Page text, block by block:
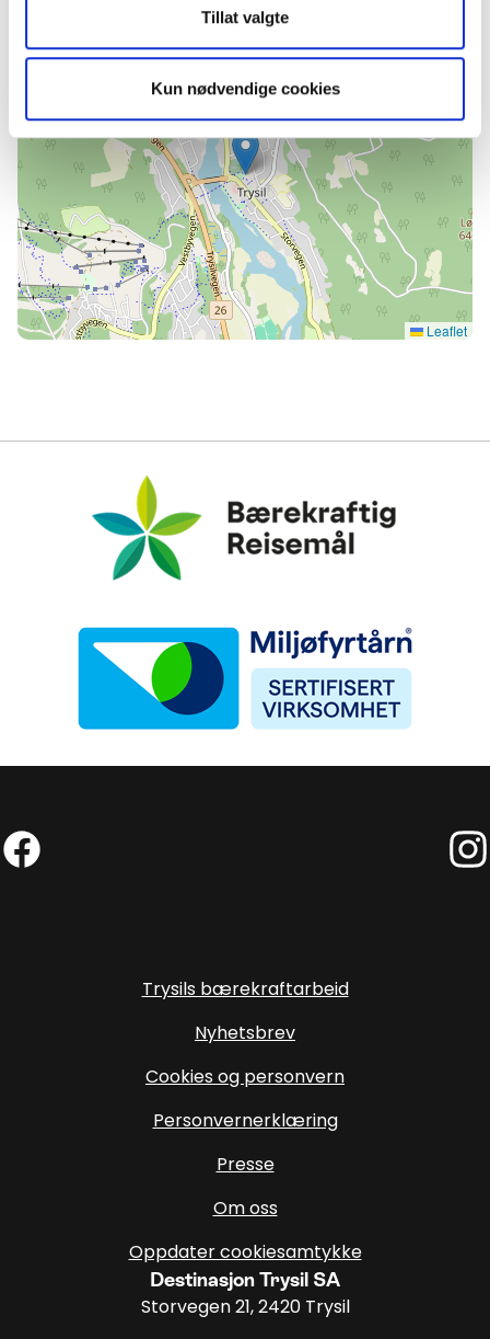
Tillat valgte
Kun nødvendige cookies
Leaflet
Bærekraftig Reisemål
Miljøfyrtårn
Trysils bærekraftarbeid
Nyhetsbrev
Cookies og personvern
Personvernerklæring
Presse
Om oss
Oppdater cookiesamtykke
Destinasjon Trysil SA
Storvegen 21, 2420 Trysil